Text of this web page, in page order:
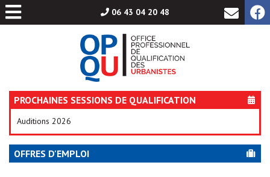
06 43 04 20 48
PROCHAINES SESSIONS DE QUALIFICATION
Auditions 2026
OFFRES D'EMPLOI
Aller
au